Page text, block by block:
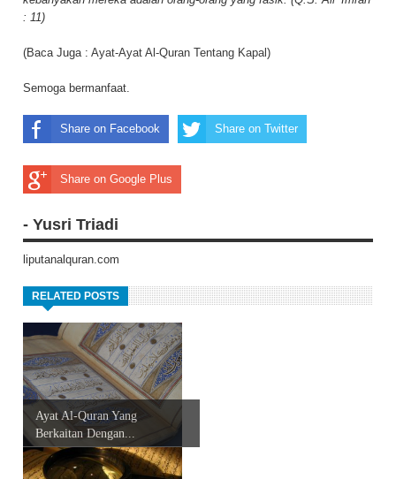
: 11)
(Baca Juga : Ayat-Ayat Al-Quran Tentang Kapal)
Semoga bermanfaat.
Share on Facebook Share on Twitter
Share on Google Plus
- Yusri Triadi
liputanalquran.com
RELATED POSTS
Ayat Al-Quran Yang
Berkaitan Dengan...